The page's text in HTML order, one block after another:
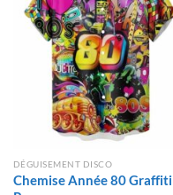
DÉGUISEMENT DISCO
Chemise Année 80 Graffiti